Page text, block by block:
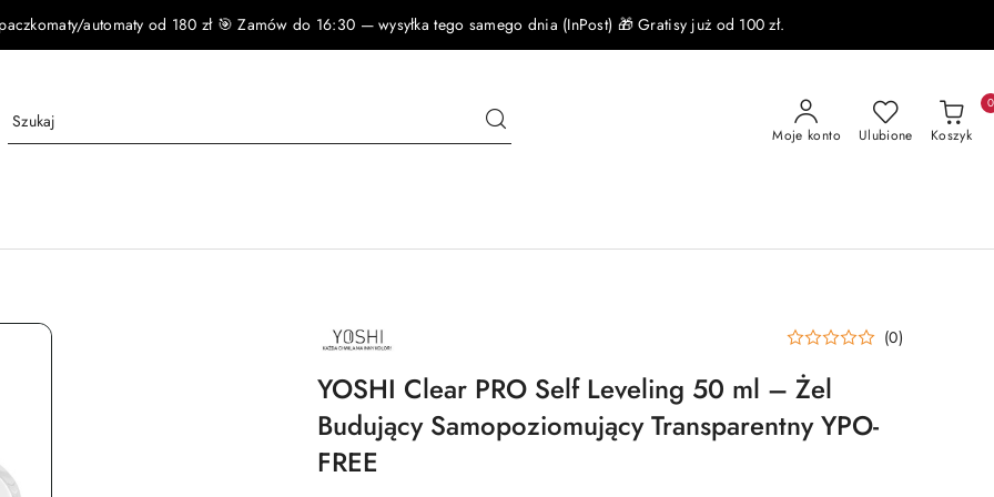
automaty od 180 zł 🎯 Zamów do 16:30 — wysyłka tego samego dnia (InPost) 🎁 Gratisy już od 100 zł.
Moje konto Ulubione Koszyk
0
NAZWA
PRODUCENTA: (0)
YOSHI Clear PRO Self Leveling 50 ml – Żel
Budujący Samopoziomujący Transparentny YPO-
FREE